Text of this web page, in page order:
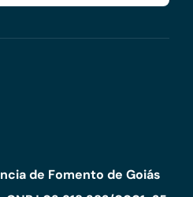
de Fomento de Goiás